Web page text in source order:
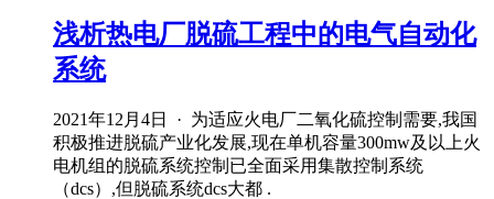
浅析热电厂脱硫工程中的电气自动化
系统
2021年12月4日 · 为适应火电厂二氧化硫控制需要,我国
积极推进脱硫产业化发展,现在单机容量300mw及以上火
电机组的脱硫系统控制已全面采用集散控制系统
（dcs）,但脱硫系统dcs大都 .